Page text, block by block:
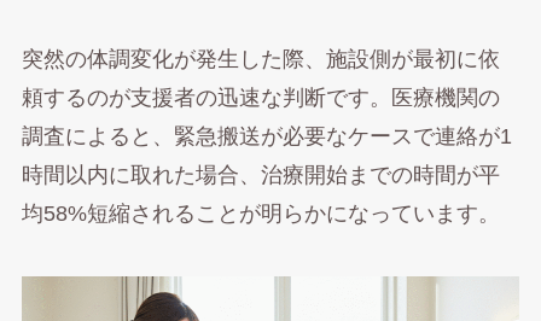
突然の体調変化が発生した際、施設側が最初に依
頼するのが支援者の迅速な判断です。医療機関の
調査によると、緊急搬送が必要なケースで連絡が1
時間以内に取れた場合、治療開始までの時間が平
均58%短縮されることが明らかになっています。